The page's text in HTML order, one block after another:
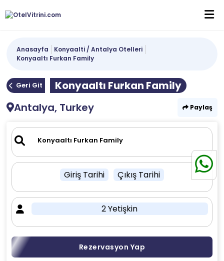
Anasayfa
Konyaalti / Antalya Otelleri
Konyaaltı Furkan Family
Geri Git
Konyaaltı Furkan Family
Antalya, Turkey
Paylaş
Giriş Tarihi Çıkış Tarihi
2 Yetişkin
Rezervasyon Yap